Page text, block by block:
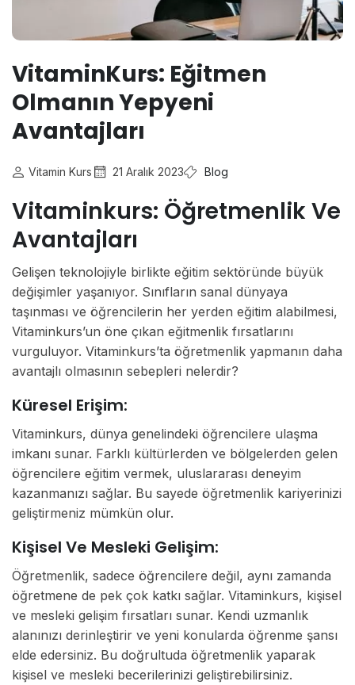
VitaminKurs: Eğitmen
Olmanın Yepyeni
Avantajları
Vitamin Kurs 21 Aralık 2023 Blog
Vitaminkurs: Öğretmenlik Ve
Avantajları
Gelişen teknolojiyle birlikte eğitim sektöründe büyük
değişimler yaşanıyor. Sınıfların sanal dünyaya
taşınması ve öğrencilerin her yerden eğitim alabilmesi,
Vitaminkurs’un öne çıkan eğitmenlik fırsatlarını
vurguluyor. Vitaminkurs’ta öğretmenlik yapmanın daha
avantajlı olmasının sebepleri nelerdir?
Küresel Erişim:
Vitaminkurs, dünya genelindeki öğrencilere ulaşma
imkanı sunar. Farklı kültürlerden ve bölgelerden gelen
öğrencilere eğitim vermek, uluslararası deneyim
kazanmanızı sağlar. Bu sayede öğretmenlik kariyerinizi
geliştirmeniz mümkün olur.
Kişisel Ve Mesleki Gelişim:
Öğretmenlik, sadece öğrencilere değil, aynı zamanda
öğretmene de pek çok katkı sağlar. Vitaminkurs, kişisel
ve mesleki gelişim fırsatları sunar. Kendi uzmanlık
alanınızı derinleştirir ve yeni konularda öğrenme şansı
elde edersiniz. Bu doğrultuda öğretmenlik yaparak
kişisel ve mesleki becerilerinizi geliştirebilirsiniz.